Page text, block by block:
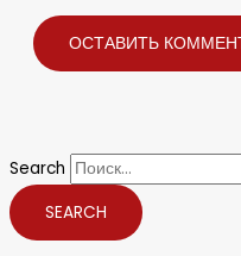
Search
SEARCH